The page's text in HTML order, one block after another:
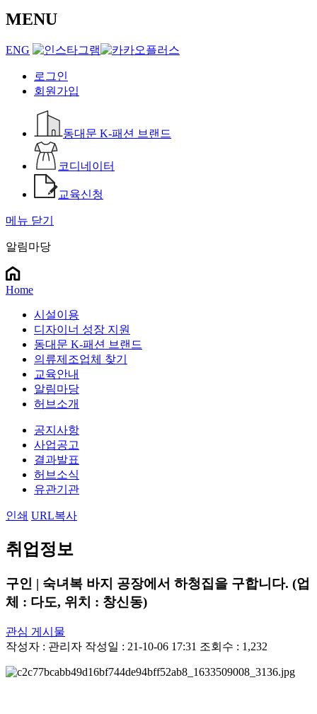
MENU
ENG
로그인
회원가입
동대문 K-패션 브랜드
코디네이터
교육신청
메뉴 닫기
알림마당
Home
시설이용
디자이너 성장 지원
동대문 K-패션 브랜드
의류제조업체 찾기
교육안내
알림마당
허브소개
공지사항
사업공고
결과발표
허브소식
유관기관
인쇄 URL복사
취업정보
구인 | 숙녀복 바지 공장에서 하청집을 구합니다. (업
체 : 다도, 위치 : 창신동)
관심 게시물
작성자 : 관리자 작성일 : 21-10-06 17:31 조회수 : 1,232